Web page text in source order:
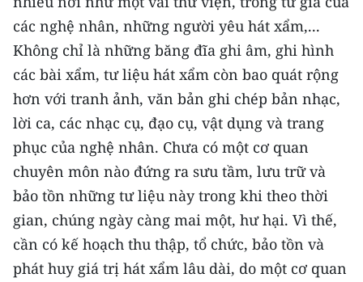
các nghệ nhân, những người yêu hát xẩm,...
Không chỉ là những băng đĩa ghi âm, ghi hình
các bài xẩm, tư liệu hát xẩm còn bao quát rộng
hơn với tranh ảnh, văn bản ghi chép bản nhạc,
lời ca, các nhạc cụ, đạo cụ, vật dụng và trang
phục của nghệ nhân. Chưa có một cơ quan
chuyên môn nào đứng ra sưu tầm, lưu trữ và
bảo tồn những tư liệu này trong khi theo thời
gian, chúng ngày càng mai một, hư hại. Vì thế,
cần có kế hoạch thu thập, tổ chức, bảo tồn và
phát huy giá trị hát xẩm lâu dài, do một cơ quan